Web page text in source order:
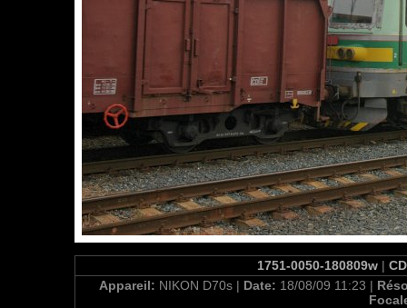
1751-0050-180809w |
Appareil: NIKON D70s | Date: 18/08/09 11:23 |